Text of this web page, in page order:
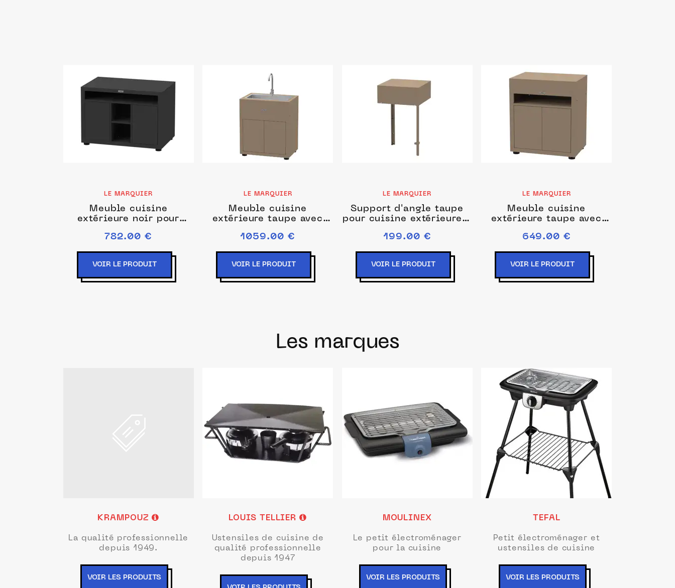
LE MARQUIER
Meuble cuisine
extérieure noir pour
le marquier
782.00 €
VOIR LE PRODUIT
LE MARQUIER
Meuble cuisine
extérieure taupe avec
- le marquier
1059.00 €
VOIR LE PRODUIT
LE MARQUIER
Support d'angle taupe
pour cuisine extérieure -
199.00 €
VOIR LE PRODUIT
LE MARQUIER
Meuble cuisine
extérieure taupe avec
marquier
649.00 €
VOIR LE PRODUIT
Les marques
KRAMPOUZ
La qualité professionnelle
depuis 1949.
VOIR LES PRODUITS
LOUIS TELLIER
Ustensiles de cuisine de
qualité professionnelle
depuis 1947
MOULINEX
Le petit électroménager
pour la cuisine
VOIR LES PRODUITS
TEFAL
Petit électroménager et
ustensiles de cuisine
VOIR LES PRODUITS